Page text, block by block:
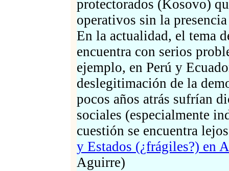
protectorados (Kosovo)
operativos sin la
En la actualidad, el tema
encuentra con serios
ejemplo, en Perú y
deslegitimación de la
pocos años atrás sufrían
sociales (especialmente
cuestión se encuentra
y Estados (¿frágiles?) en
Aguirre)